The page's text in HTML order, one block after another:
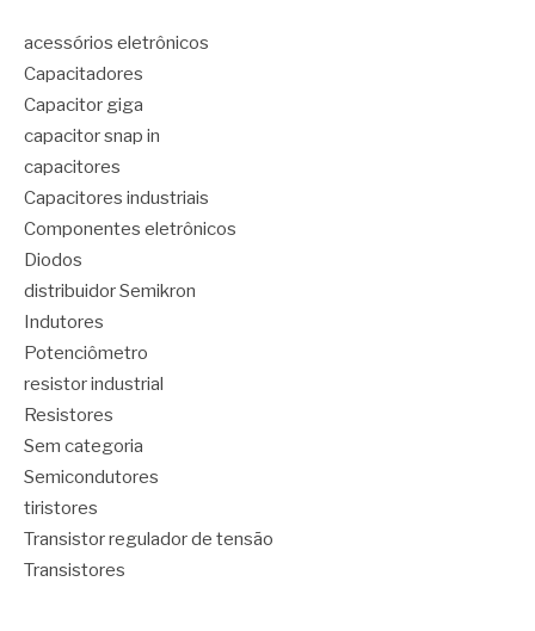
acessórios eletrônicos
Capacitadores
Capacitor giga
capacitor snap in
capacitores
Capacitores industriais
Componentes eletrônicos
Diodos
distribuidor Semikron
Indutores
Potenciômetro
resistor industrial
Resistores
Sem categoria
Semicondutores
tiristores
Transistor regulador de tensão
Transistores